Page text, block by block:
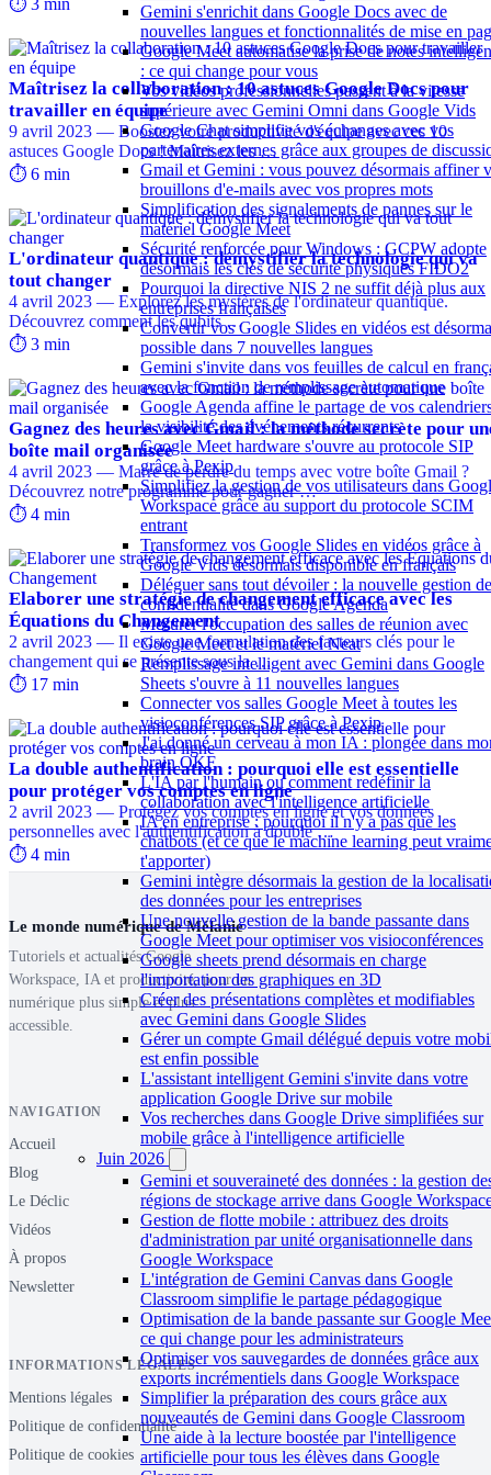
Gemini s'enrichit dans Google Docs avec de
nouvelles langues et fonctionnalités de mise en
Google Meet automatise la prise de notes
: ce qui change pour vous
Vos vidéos professionnelles passent à la vitesse
supérieure avec Gemini Omni dans Google Vids
Google Chat simplifie vos échanges avec vos
partenaires externes grâce aux groupes de
Gmail et Gemini : vous pouvez désormais affiner
brouillons d'e-mails avec vos propres mots
Simplification des signalements de pannes sur le
matériel Google Meet
Sécurité renforcée pour Windows : GCPW adopte
désormais les clés de sécurité physiques FIDO2
Pourquoi la directive NIS 2 ne suffit déjà plus aux
entreprises françaises
Convertir vos Google Slides en vidéos est
possible dans 7 nouvelles langues
Gemini s'invite dans vos feuilles de calcul en
avec la fonction de remplissage automatique
Google Agenda affine le partage de vos
la visibilité des événements récurrents
Google Meet hardware s'ouvre au protocole SIP
grâce à Pexip
Simplifiez la gestion de vos utilisateurs dans
Workspace grâce au support du protocole SCIM
entrant
Transformez vos Google Slides en vidéos grâce à
Google Vids désormais disponible en français
Déléguer sans tout dévoiler : la nouvelle gestion
confidentialité dans Google Agenda
Mesurer l'occupation des salles de réunion avec
Google Meet et le matériel Neat
Remplissage intelligent avec Gemini dans Google
Sheets s'ouvre à 11 nouvelles langues
Connecter vos salles Google Meet à toutes les
visioconférences SIP grâce à Pexip
J'ai donné un cerveau à mon IA : plongée dans
brain OKF
L'IA par l'humain ou comment redéfinir la
collaboration avec l'intelligence artificielle
IA en entreprise : pourquoi il n'y a pas que les
chatbots (et ce que le machine learning peut
t'apporter)
Gemini intègre désormais la gestion de la
des données pour les entreprises
Une nouvelle gestion de la bande passante dans
Google Meet pour optimiser vos visioconférences
Google sheets prend désormais en charge
l'importation des graphiques en 3D
Créer des présentations complètes et modifiables
avec Gemini dans Google Slides
Gérer un compte Gmail délégué depuis votre
est enfin possible
L'assistant intelligent Gemini s'invite dans votre
application Google Drive sur mobile
Vos recherches dans Google Drive simplifiées sur
mobile grâce à l'intelligence artificielle
Juin 2026
Gemini et souveraineté des données : la gestion
régions de stockage arrive dans Google
Gestion de flotte mobile : attribuez des droits
d'administration par unité organisationnelle dans
Google Workspace
L'intégration de Gemini Canvas dans Google
Classroom simplifie le partage pédagogique
Optimisation de la bande passante sur Google
ce qui change pour les administrateurs
Optimiser vos sauvegardes de données grâce aux
exports incrémentiels dans Google Workspace
Simplifier la préparation des cours grâce aux
nouveautés de Gemini dans Google Classroom
Une aide à la lecture boostée par l'intelligence
artificielle pour tous les élèves dans Google
Maîtrisez la collaboration : 10 astuces Google Docs pour
travailler en équipe
9 avril 2023 — Boostez votre productivité d'équipe avec ces 10
astuces Google Docs ! Maîtrisez les …
⏱️ 6 min
L'ordinateur quantique : démystifier la technologie qui va
tout changer
4 avril 2023 — Explorez les mystères de l'ordinateur quantique.
Découvrez comment les qubits …
⏱️ 3 min
Gagnez des heures avec Gmail : la méthode secrète pour
boîte mail organisée
4 avril 2023 — Marre de perdre du temps avec votre boîte Gmail ?
Découvrez notre programme pour gagner …
⏱️ 4 min
Elaborer une stratégie de changement efficace avec les
Équations du Changement
2 avril 2023 — Il existe une formulation des facteurs clés pour le
changement qui se présente sous la …
⏱️ 17 min
La double authentification : pourquoi elle est essentielle
pour protéger vos comptes en ligne
2 avril 2023 — Protégez vos comptes en ligne et vos données
personnelles avec l'authentification à double …
⏱️ 4 min
Le monde numérique de Mélanie
Tutoriels et actualités Google
Workspace, IA et productivité, pour un
numérique plus simple et plus
accessible.
NAVIGATION
Accueil
Blog
Le Déclic
Vidéos
À propos
Newsletter
INFORMATIONS LÉGALES
Mentions légales
Politique de confidentialité
Politique de cookies